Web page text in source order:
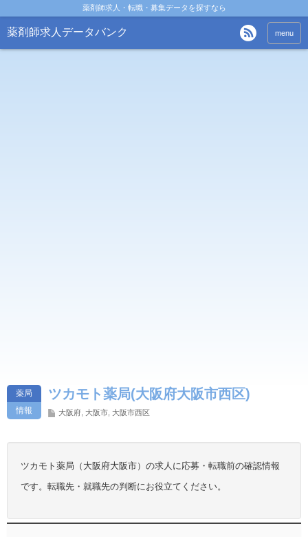
薬剤師求人・転職・募集データを探すなら
薬剤師求人データバンク menu
薬局
情報
ツカモト薬局(大阪府大阪市西区)
大阪府 大阪市 大阪市西区
ツカモト薬局（大阪府大阪市）の求人に応募・転職前の確認情報
です。転職先・就職先の判断にお役立てください。